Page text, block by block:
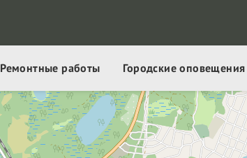
Ремонтные работы Городские оповещения